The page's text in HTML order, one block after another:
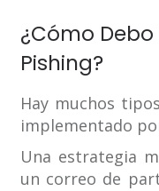
¿Cómo
Pishing?
Hay muchos
implementado
Una estrategia
un correo de